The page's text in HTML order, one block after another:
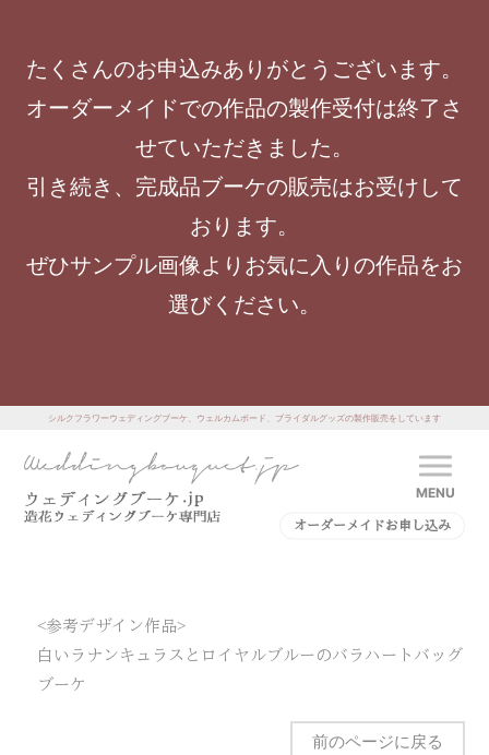
たくさんのお申込みありがとうございます。
オーダーメイドでの作品の製作受付は終了さ
せていただきました。
引き続き、完成品ブーケの販売はお受けして
おります。
ぜひサンプル画像よりお気に入りの作品をお
選びください。
シルクフラワーウェディングブーケ、ウェルカムボード、ブライダルグッズの製作販売をしています
MENU
オーダーメイドお申し込み
<参考デザイン作品>
白いラナンキュラスとロイヤルブルーのバラハートバッグ
ブーケ
前のページに戻る